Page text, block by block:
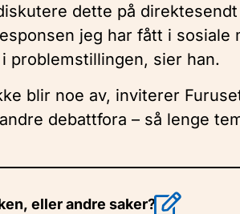
dette på
jeg har fått i sosiale
problemstillingen, sier han.
blir noe av, inviterer
debattfora – så lenge
eller andre saker?